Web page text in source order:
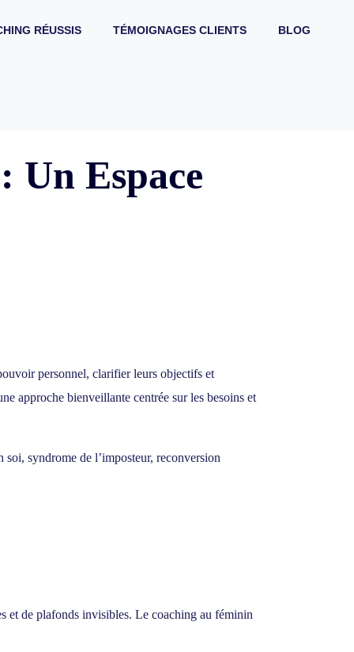
RÉUSSIS TÉMOIGNAGES CLIENTS BLOG
Un Espace
personnel, clarifier leurs objectifs et
approche bienveillante centrée sur les besoins et
syndrome de l’imposteur, reconversion
et de plafonds invisibles. Le coaching au féminin